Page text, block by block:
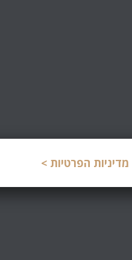
מדיניות הפרטיות >